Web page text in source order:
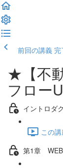
前回の講義
★【不
フロー
イントロダ
この
第1章 WEB